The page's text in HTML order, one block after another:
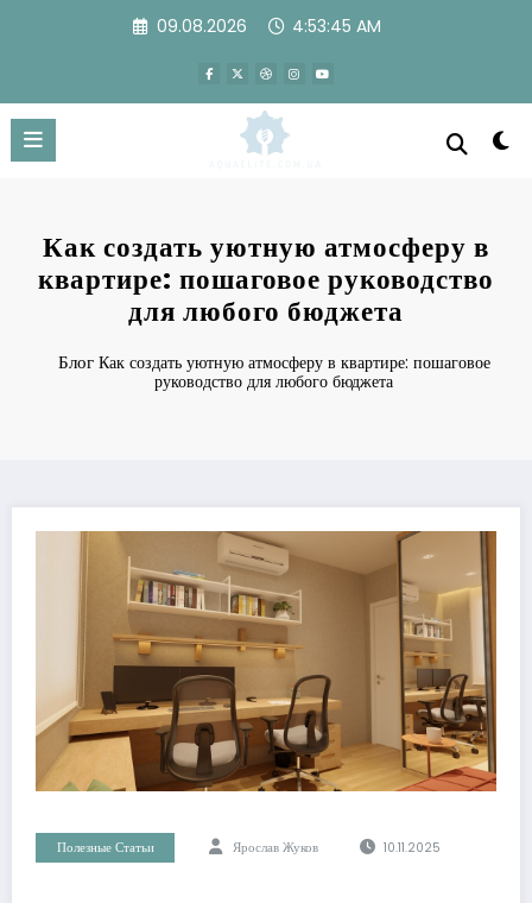
09.08.2026 4:53:46 AM
Как создать уютную атмосферу в
квартире: пошаговое руководство
для любого бюджета
Блог Как создать уютную атмосферу в квартире: пошаговое
руководство для любого бюджета
Полезные Статьи Ярослав Жуков 10.11.2025